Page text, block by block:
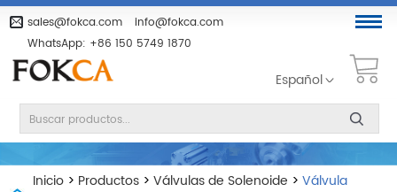
sales@fokca.com
info@fokca.com
WhatsApp: +86 150 5749 1870
Español
Inicio > Productos >Válvulas de Solenoide >Válvula